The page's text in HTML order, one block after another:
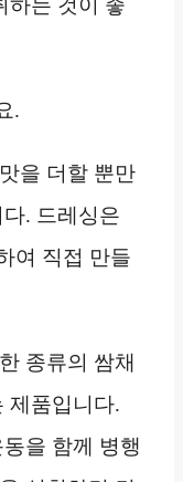
하는 것이 좋
.
을 더할 뿐만
. 드레싱은
여 직접 만들
종류의 쌈채
제품입니다.
을 함께 병행